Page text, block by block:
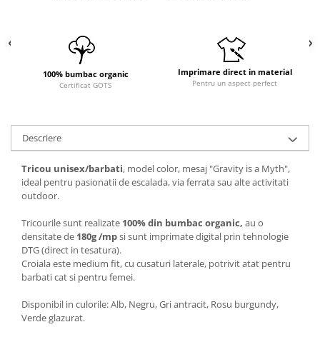
100% bumbac organic
Certificat GOTS
Imprimare direct in material
Pentru un aspect perfect
Descriere
Tricou unisex/barbati, model color, mesaj "Gravity is a Myth",
ideal pentru pasionatii de escalada, via ferrata sau alte activitati
outdoor.
Tricourile sunt realizate 100% din bumbac organic, au o
densitate de 180g /mpsi sunt imprimate digital prin tehnologie
DTG (direct in tesatura).
Croiala este medium fit, cu cusaturi laterale, potrivit atat pentru
barbati cat si pentru femei.
Disponibil in culorile: Alb, Negru, Gri antracit, Rosu burgundy,
Verde glazurat.